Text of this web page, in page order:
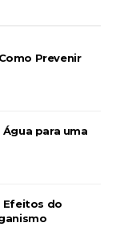
Prevenir
para uma
Efeitos do